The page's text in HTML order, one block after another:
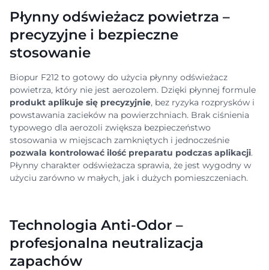
Płynny odświeżacz powietrza –
precyzyjne i bezpieczne
stosowanie
Biopur F212 to gotowy do użycia płynny odświeżacz
powietrza, który nie jest aerozolem. Dzięki płynnej formule
produkt aplikuje się precyzyjnie, bez ryzyka rozprysków i
powstawania zacieków na powierzchniach. Brak ciśnienia
typowego dla aerozoli zwiększa bezpieczeństwo
stosowania w miejscach zamkniętych i jednocześnie
pozwala kontrolować ilość preparatu podczas aplikacji.
Płynny charakter odświeżacza sprawia, że jest wygodny w
użyciu zarówno w małych, jak i dużych pomieszczeniach.
Technologia Anti-Odor –
profesjonalna neutralizacja
zapachów